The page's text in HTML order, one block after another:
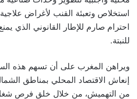
استخلاص وتعبئة القنب لأغراض
احترام صارم للإطار القانوني الذي
للنبتة.
ويراهن المغرب على أن تسهم هذه
إنعاش الاقتصاد المحلي بمناطق
من التهميش، من خلال خلق فرص شغل